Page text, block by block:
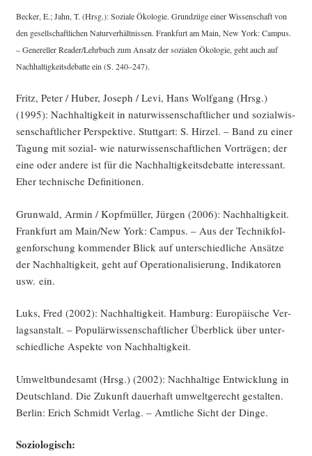
Becker, E.; Jahn, T. (Hrsg.): Sozia­le Öko­lo­gie. Grund­zü­ge einer Wis­sen­schaft von
den gesell­schaft­li­chen Natur­ver­hält­nis­sen. Frank­furt am Main, New York: Cam­pus.
– Gene­rel­ler Reader/Lehrbuch zum Ansatz der sozia­len Öko­lo­gie, geht auch auf
Nach­hal­tig­keits­de­bat­te ein (S. 240–247).
Fritz, Peter / Huber, Joseph / Levi, Hans Wolf­gang (Hrsg.)
(1995): Nach­hal­tig­keit in natur­wis­sen­schaft­li­cher und sozi­al­wis­
sen­schaft­li­cher Per­spek­ti­ve. Stutt­gart: S. Hir­zel. – Band zu einer
Tagung mit sozi­al- wie natur­wis­sen­schaft­li­chen Vor­trä­gen; der
eine oder ande­re ist für die Nach­hal­tig­keits­de­bat­te inter­es­sant.
Eher tech­ni­sche Definitionen.
Grun­wald, Armin / Kopf­mül­ler, Jür­gen (2006): Nach­hal­tig­keit.
Frank­furt am Main/New York: Cam­pus. – Aus der Tech­nik­fol­
gen­for­schung kom­men­der Blick auf unter­schied­li­che Ansät­ze
der Nach­hal­tig­keit, geht auf Ope­ra­tio­na­li­sie­rung, Indi­ka­to­ren
usw. ein.
Luks, Fred (2002): Nach­hal­tig­keit. Ham­burg: Euro­päi­sche Ver­
lags­an­stalt. – Popu­lär­wis­sen­schaft­li­cher Über­blick über unter­
schied­li­che Aspek­te von Nachhaltigkeit.
Umwelt­bun­des­amt (Hrsg.) (2002): Nach­hal­ti­ge Ent­wick­lung in
Deutsch­land. Die Zukunft dau­er­haft umwelt­ge­recht gestal­ten.
Ber­lin: Erich Schmidt Ver­lag. – Amt­li­che Sicht der Dinge.
Sozio­lo­gisch: